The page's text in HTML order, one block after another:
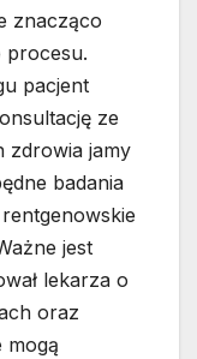
znacząco
procesu.
pacjent
ze
zdrowia jamy
badania
jest
lekarza o
oraz
mogą